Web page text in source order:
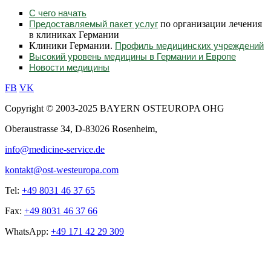
С чего начать
Предоставляемый пакет услуг по организации лечения
в клиниках Германии
Клиники Германии. Профиль медицинских учреждений
Высокий уровень медицины в Германии и Европе
Новости медицины
FB VK
Copyright © 2003-2025 BAYERN OSTEUROPA OHG
Oberaustrasse 34, D-83026 Rosenheim,
info@medicine-service.de
kontakt@ost-westeuropa.com
Tel: +49 8031 46 37 65
Fax: +49 8031 46 37 66
WhatsApp: +49 171 42 29 309